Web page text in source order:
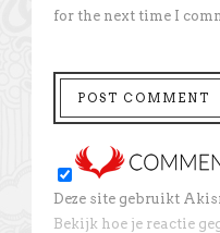
for the next time I
Deze site gebruikt
Bekijk hoe je reactie